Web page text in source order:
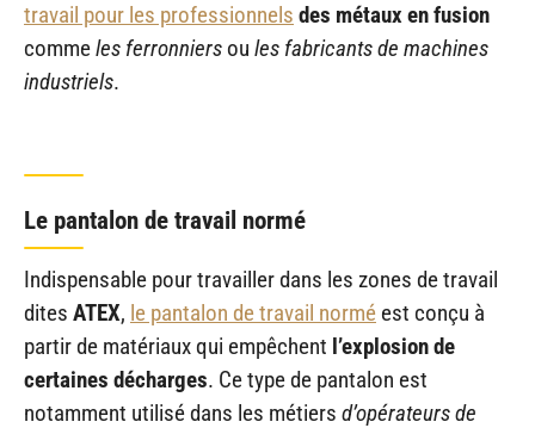
travail pour les professionnels des métaux en fusion
commeles ferronniers ou les fabricants de machines
industriels.
Le pantalon de travail normé
Indispensable pour travailler dans les zones de travail
dites ATEX, le pantalon de travail normé est conçu à
partir de matériaux qui empêchent l’explosion de
certaines décharges. Ce type de pantalon est
notamment utilisé dans les métiers d’opérateurs de